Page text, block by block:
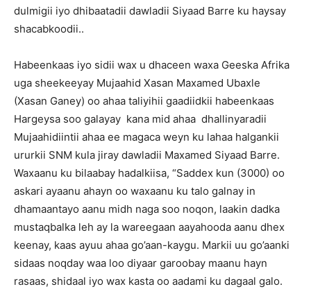
dulmigii iyo dhibaatadii dawladii Siyaad Barre ku haysay
shacabkoodii..
Habeenkaas iyo sidii wax u dhaceen waxa Geeska Afrika
uga sheekeeyay Mujaahid Xasan Maxamed Ubaxle
(Xasan Ganey) oo ahaa taliyihii gaadiidkii habeenkaas
Hargeysa soo galayay kana mid ahaa dhallinyaradii
Mujaahidiintii ahaa ee magaca weyn ku lahaa halgankii
ururkii SNM kula jiray dawladii Maxamed Siyaad Barre.
Waxaanu ku bilaabay hadalkiisa, “Saddex kun (3000) oo
askari ayaanu ahayn oo waxaanu ku talo galnay in
dhamaantayo aanu midh naga soo noqon, laakin dadka
mustaqbalka leh ay la wareegaan aayahooda aanu dhex
keenay, kaas ayuu ahaa go’aan-kaygu. Markii uu go’aanki
sidaas noqday waa loo diyaar garoobay maanu hayn
rasaas, shidaal iyo wax kasta oo aadami ku dagaal galo.